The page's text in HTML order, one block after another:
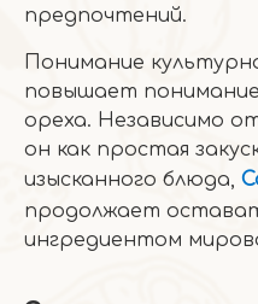
предпочтений.
Понимание
повышает
ореха. Независимо
он как простая
изысканного блюда,
продолжает
ингредиентом